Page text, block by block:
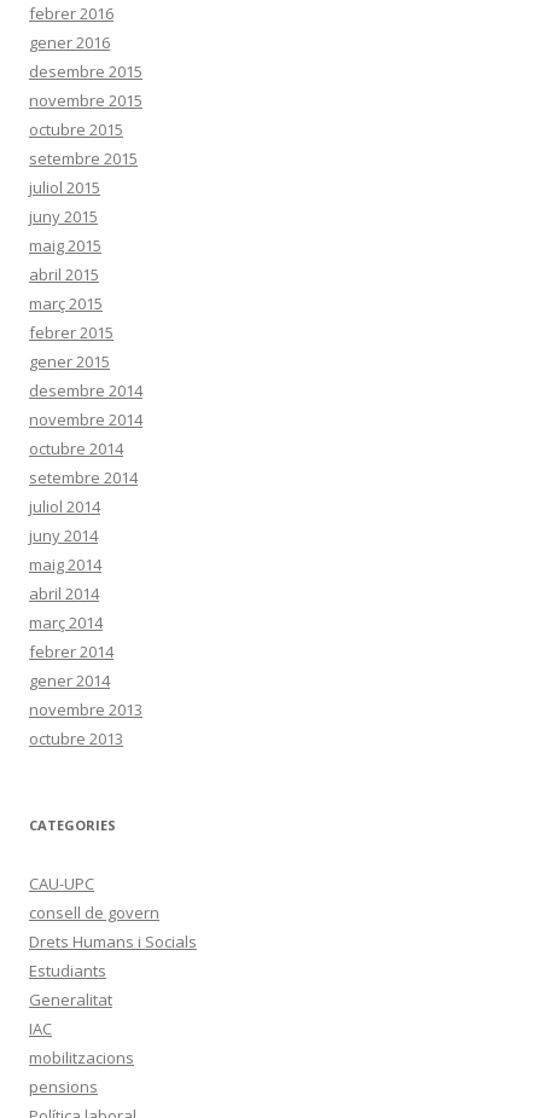
febrer 2016
gener 2016
desembre 2015
novembre 2015
octubre 2015
setembre 2015
juliol 2015
juny 2015
maig 2015
abril 2015
març 2015
febrer 2015
gener 2015
desembre 2014
novembre 2014
octubre 2014
setembre 2014
juliol 2014
juny 2014
maig 2014
abril 2014
març 2014
febrer 2014
gener 2014
novembre 2013
octubre 2013
CATEGORIES
CAU-UPC
consell de govern
Drets Humans i Socials
Estudiants
Generalitat
IAC
mobilitzacions
pensions